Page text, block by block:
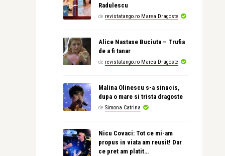
Radulescu
de revistatango.ro Marea Dragoste
Alice Nastase Buciuta – Trufia
de a fi tanar
de revistatango.ro Marea Dragoste
Malina Olinescu s-a sinucis,
dupa o mare si trista dragoste
de Simona Catrina
Nicu Covaci: Tot ce mi-am
propus in viata am reusit! Dar
ce pret am platit…